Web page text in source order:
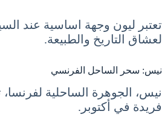
تعتبر ليون وجهة اساسية عند
لعشاق التاريخ والطبيعة.
نيس: سحر الساحل الفرنسي
نيس، الجوهرة الساحلية
فريدة في أكتوبر.